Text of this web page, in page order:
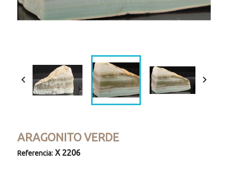
 
ARAGONITO VERDE
Referencia: X 2206